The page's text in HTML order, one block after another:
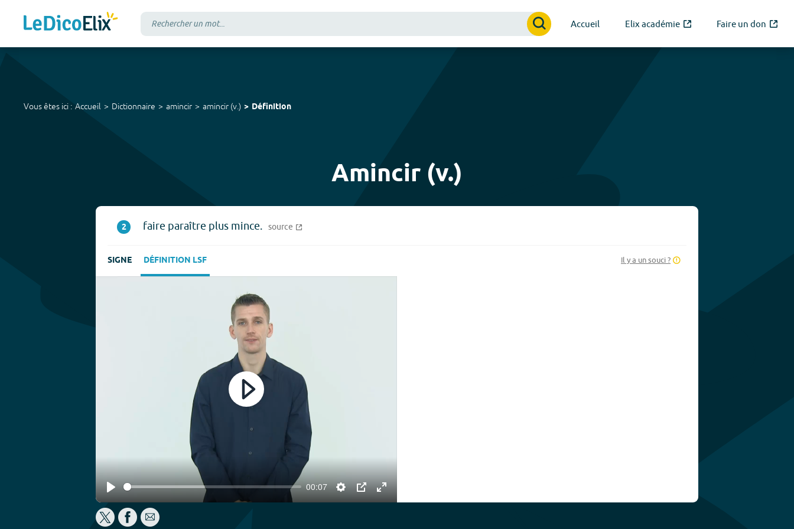
Accueil Elix académie Faire un don
Vous êtes ici : Accueil Dictionnaire amincir amincir (v.) Définition
Amincir (v.)
2 faire paraître plus mince. source
SIGNE DÉFINITION LSF Il y a un souci ?
Play
00:07
Settings
PIP Enter
Play